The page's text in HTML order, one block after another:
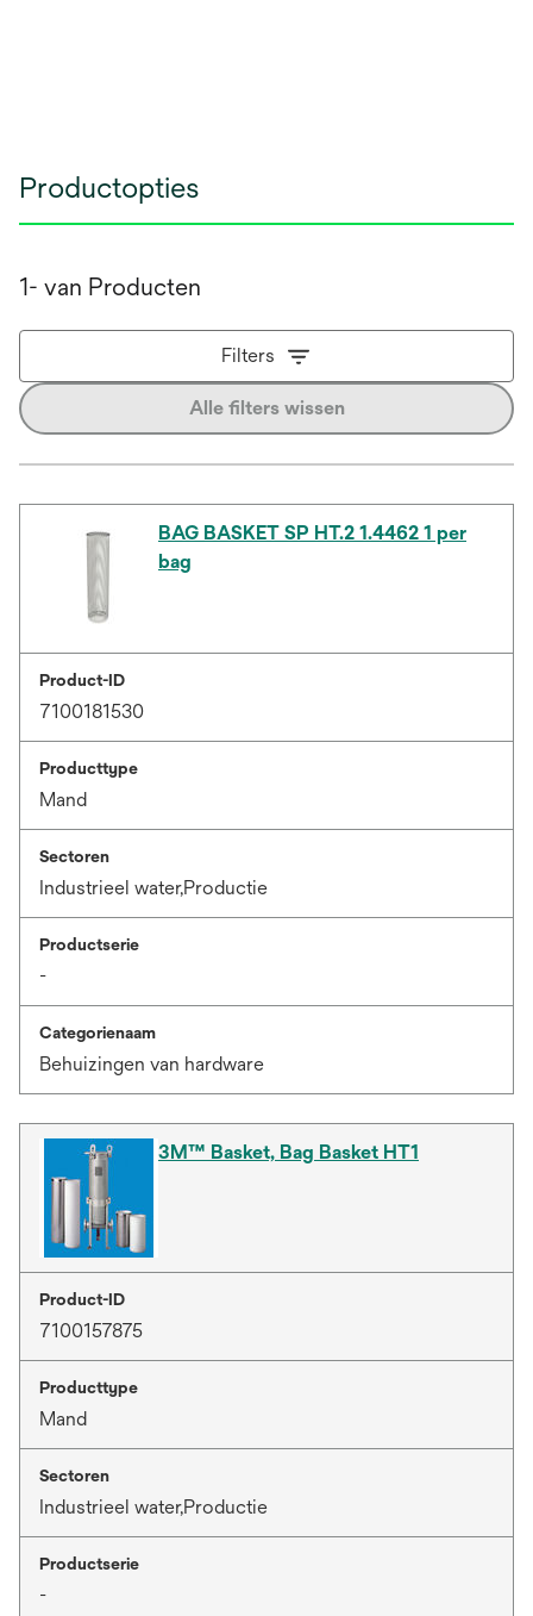
Productopties
1- van Producten
Filters
Alle filters wissen
BAG BASKET SP HT.2 1.4462 1 per
bag
Product-ID
7100181530
Producttype
Mand
Sectoren
Industrieel water,Productie
Productserie
-
Categorienaam
Behuizingen van hardware
3M™ Basket, Bag Basket HT1
Product-ID
7100157875
Producttype
Mand
Sectoren
Industrieel water,Productie
Productserie
-